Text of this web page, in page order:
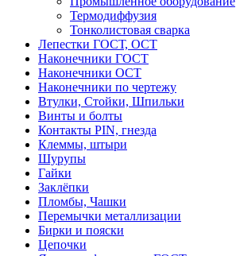
Термодиффузия
Тонколистовая сварка
Лепестки ГОСТ, ОСТ
Наконечники ГОСТ
Наконечники ОСТ
Наконечники по чертежу
Втулки, Стойки, Шпильки
Винты и болты
Контакты PIN, гнезда
Клеммы, штыри
Шурупы
Гайки
Заклёпки
Пломбы, Чашки
Перемычки металлизации
Бирки и пояски
Цепочки